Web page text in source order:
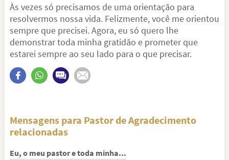
Às vezes só precisamos de uma orientação para
resolvermos nossa vida. Felizmente, você me orientou
sempre que precisei. Agora, eu só quero lhe
demonstrar toda minha gratidão e prometer que
estarei sempre ao seu lado para o que precisar.
Mensagens para Pastor de Agradecimento
relacionadas
Eu, o meu pastor e toda minha...